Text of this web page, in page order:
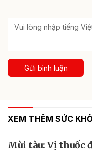
Gửi bình luận
XEM THÊM SỨC
Mùi tàu: Vị thuốc